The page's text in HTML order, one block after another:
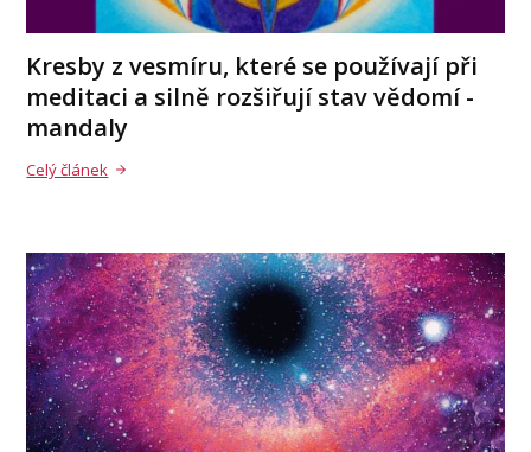
Kresby z vesmíru, které se používají při
meditaci a silně rozšiřují stav vědomí -
mandaly
Celý článek